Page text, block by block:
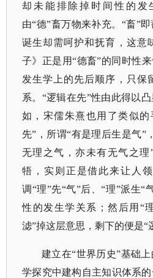
却未能排除掉时间性的发
由“德”畜万物来补充。“畜”
诞生却需呵护和抚育，这意
子》正是用“德畜”的同时性
发生学上的先后顺序，只保
系。“逻辑在先”性由此得以
如，宋儒朱熹也用了类似
先”，所谓“有是理后生是气”
无理之气，亦未有无气之
牾，实则正是借此来让人
调“理”先“气”后、“理”派生“
性的发生学关系；然后用“
滤”掉这层意思，剩下的便是“
建立在“世界历史”基础
学探究中建构自主知识体系的